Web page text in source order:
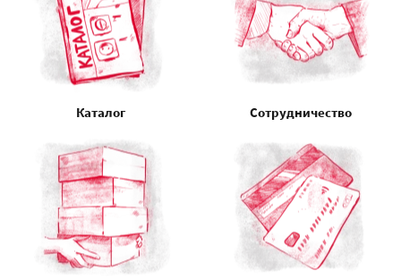
Каталог Сотрудничество